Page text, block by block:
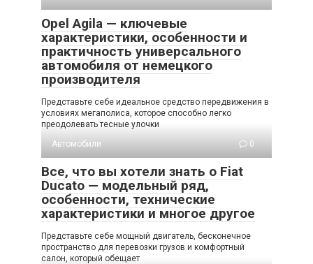
Opel Agila — ключевые
характеристики, особенности и
практичность универсального
автомобиля от немецкого
производителя
Представьте себе идеальное средство передвижения в
условиях мегаполиса, которое способно легко
преодолевать тесные улочки
Автомобили
0
Все, что вы хотели знать о Fiat
Ducato — модельный ряд,
особенности, технические
характеристики и многое другое
Представьте себе мощный двигатель, бесконечное
пространство для перевозки грузов и комфортный
салон, который обещает